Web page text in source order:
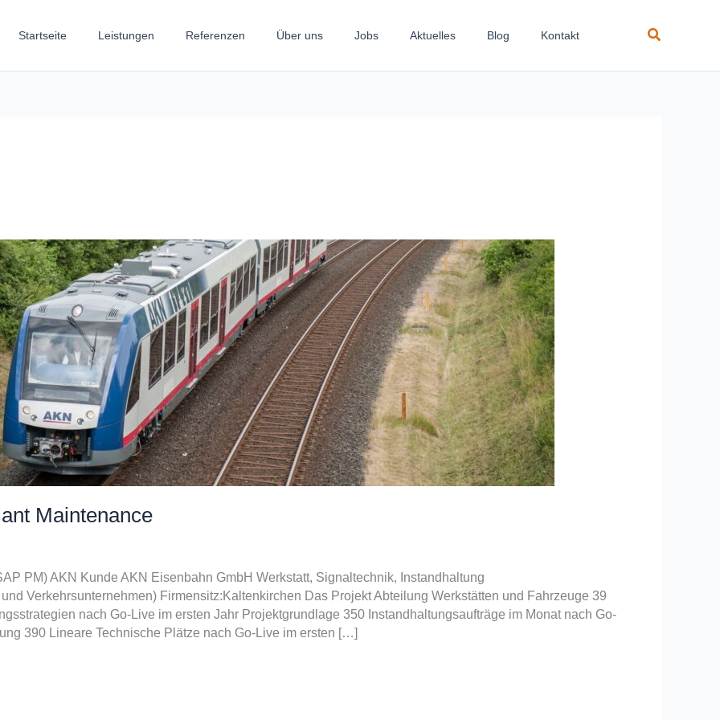
Startseite Leistungen Referenzen Über uns Jobs Aktuelles Blog Kontakt Suchen
Maintenance
PM) AKN Kunde AKN Eisenbahn GmbH Werkstatt, Signaltechnik, Instandhaltung
Verkehrsunternehmen) Firmensitz:Kaltenkirchen Das Projekt Abteilung Werkstätten und Fahrzeuge 39
nach Go-Live im ersten Jahr Projektgrundlage 350 Instandhaltungsaufträge im Monat nach Go-
390 Lineare Technische Plätze nach Go-Live im ersten […]